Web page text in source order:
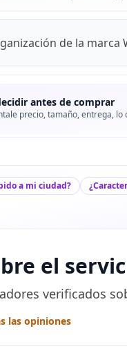
de la marca
antes de comprar
precio, tamaño, entrega, lo
a mi ciudad?
el
verificados
las opiniones